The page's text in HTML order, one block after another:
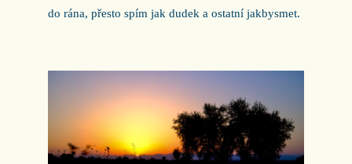
do rána, přesto spím jak dudek a ostatní jakbysmet.